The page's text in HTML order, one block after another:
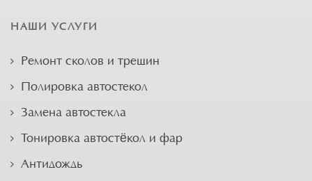
НАШИ УСЛУГИ
Ремонт сколов и трещин
Полировка автостекол
Замена автостекла
Тонировка автостёкол и фар
Антидождь